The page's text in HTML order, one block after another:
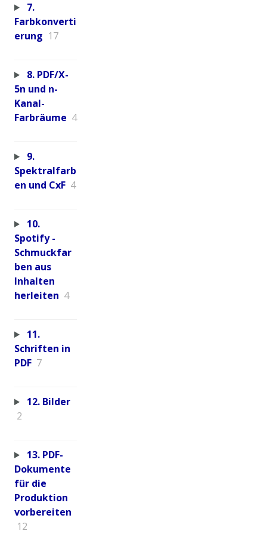
7.
Farbkonverti
erung 17
8. PDF/X-
5n und n-
Kanal-
Farbräume 4
9.
Spektralfarb
en und CxF 4
10.
Spotify -
Schmuckfar
ben aus
Inhalten
herleiten 4
11.
Schriften in
PDF 7
12. Bilder
2
13. PDF-
Dokumente
für die
Produktion
vorbereiten
12